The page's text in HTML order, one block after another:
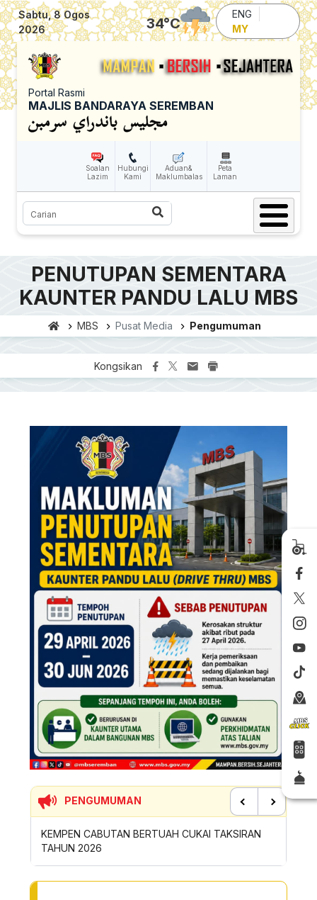
Skip to main content
Sabtu, 8 Ogos
2026
34°C
ENG
MY
Portal Rasmi
MAJLIS BANDARAYA SEREMBAN
Soalan
Lazim
Hubungi
Kami
Aduan&
Maklumbalas
Peta
Laman
Carian
PENUTUPAN SEMENTARA
KAUNTER PANDU LALU MBS
MBS Pusat Media Pengumuman
Kongsikan
PENGUMUMAN
CUKAI TAKSIRAN
SUMBANGAN INSENTIF AKTIVITI GOTONG-